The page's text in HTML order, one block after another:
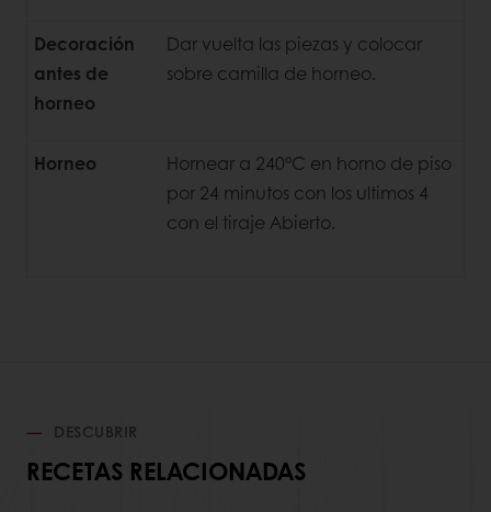
Decoración
antes de
horneo
Dar vuelta las piezas y colocar
sobre camilla de horneo.
Horneo
Hornear a 240°C en horno de piso
por 24 minutos con los ultimos 4
con el tiraje Abierto.
DESCUBRIR
RECETAS RELACIONADAS